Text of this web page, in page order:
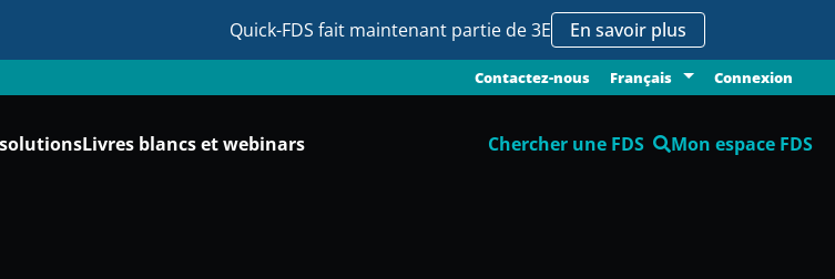
Quick-FDS fait maintenant partie de 3E En savoir plus
Contactez-nous Français Connexion
Livres blancs et webinars Chercher une FDS Mon espace FDS